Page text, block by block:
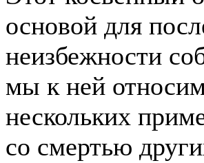
основой для
неизбежности
мы к ней
нескольких
со смертью